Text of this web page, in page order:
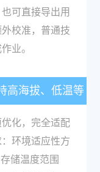
可直接导出用
校准，普通技
业。
高海拔、低温等
化，完全适配
环境适应性方
储温度范围